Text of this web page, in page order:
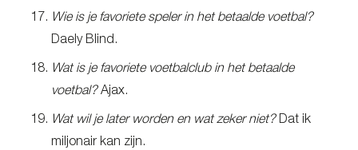
Wie is je favoriete speler in het betaalde voetbal?
Daely Blind.
Wat is je favoriete voetbalclub in het betaalde
voetbal?Ajax.
Wat wil je later worden en wat zeker niet?Dat ik
miljonair kan zijn.